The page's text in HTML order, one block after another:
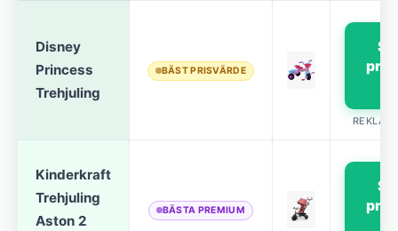
Disney
Princess
Trehjuling
BÄST PRISVÄRDE
Se
Kinderkraft
Trehjuling
Aston 2
BÄSTA PREMIUM
Se